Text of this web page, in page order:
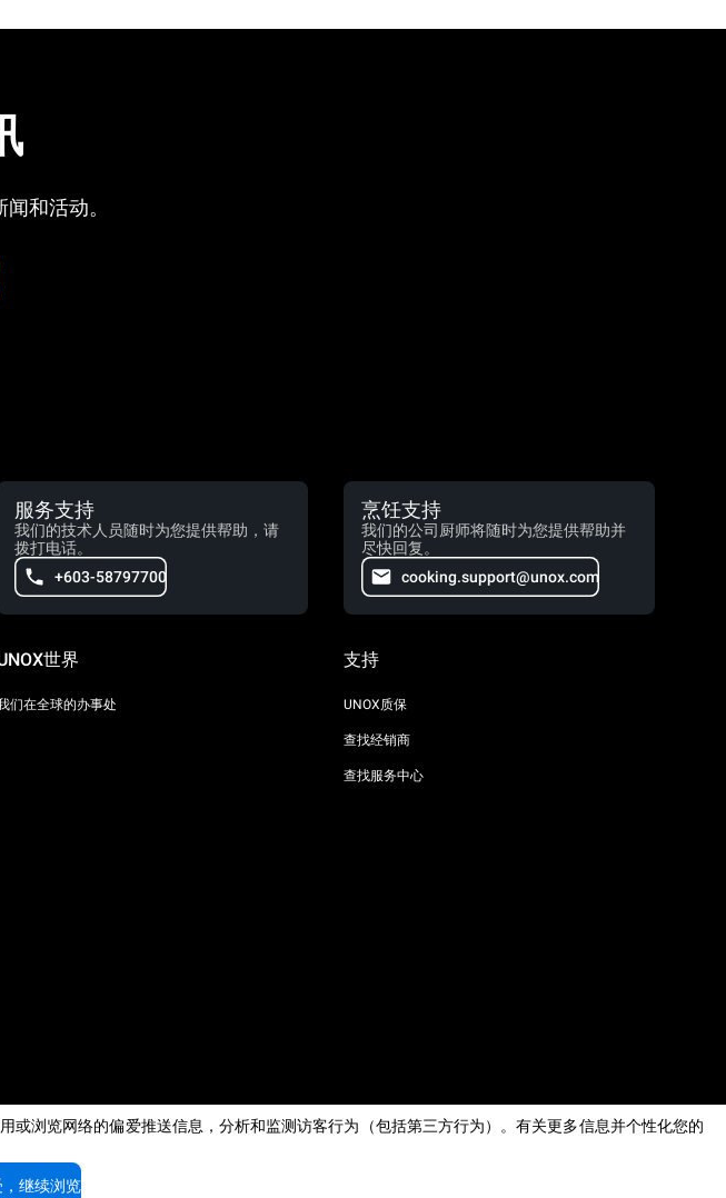
和活动。
服务支持
我们的技术人员随时为您提供帮助，请
拨打电话。
+603-58797700
烹饪支持
我们的公司厨师将随时为您提供帮助并
尽快回复。
cooking.support@unox.com
世界
们在全球的办事处
支持
UNOX质保
查找经销商
查找服务中心
浏览网络的偏爱推送信息，分析和监测访客行为（包括第三方行为）。有关更多信息并个性化您的
继续浏览